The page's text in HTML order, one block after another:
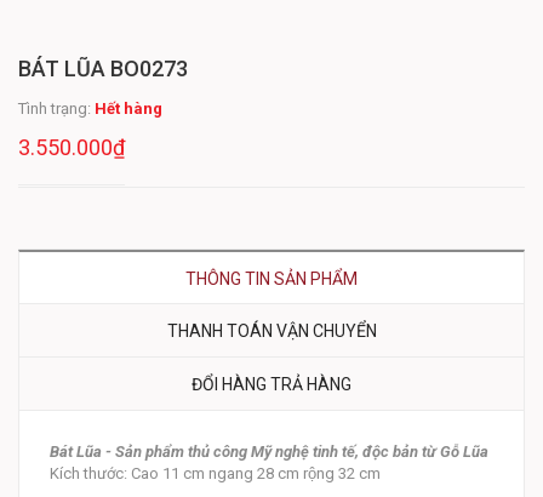
BÁT LŨA BO0273
Tình trạng: Hết hàng
3.550.000₫
THÔNG TIN SẢN PHẨM
THANH TOÁN VẬN CHUYỂN
ĐỔI HÀNG TRẢ HÀNG
Bát Lũa - Sản phẩm thủ công Mỹ nghệ tinh tế, độc bản từ Gỗ Lũa
Kích thước: Cao 11 cm ngang 28 cm rộng 32 cm